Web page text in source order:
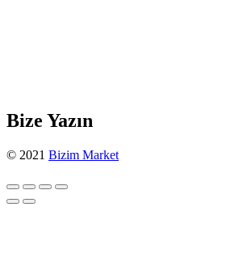
Bize Yazın
© 2021 Bizim Market